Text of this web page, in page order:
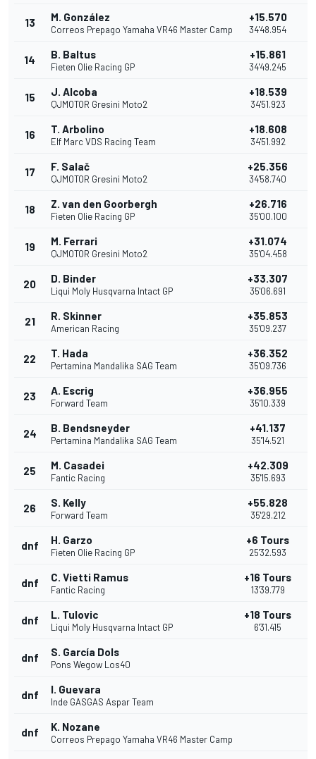
13 M. González
Correos Prepago Yamaha VR46 Master Camp
+15.570
34'48.954
14 B. Baltus
Fieten Olie Racing GP
+15.861
34'49.245
15 J. Alcoba
QJMOTOR Gresini Moto2
+18.539
34'51.923
16 T. Arbolino
Elf Marc VDS Racing Team
+18.608
34'51.992
17 F. Salač
QJMOTOR Gresini Moto2
+25.356
34'58.740
18 Z. van den Goorbergh
Fieten Olie Racing GP
+26.716
35'00.100
19 M. Ferrari
QJMOTOR Gresini Moto2
+31.074
35'04.458
20 D. Binder
Liqui Moly Husqvarna Intact GP
+33.307
35'06.691
21 R. Skinner
American Racing
+35.853
35'09.237
22 T. Hada
Pertamina Mandalika SAG Team
+36.352
35'09.736
23 A. Escrig
Forward Team
+36.955
35'10.339
24 B. Bendsneyder
Pertamina Mandalika SAG Team
+41.137
35'14.521
25 M. Casadei
Fantic Racing
+42.309
35'15.693
26 S. Kelly
Forward Team
+55.828
35'29.212
dnf H. Garzo
Fieten Olie Racing GP
+6 Tours
25'32.593
dnf C. Vietti Ramus
Fantic Racing
+16 Tours
13'39.779
dnf L. Tulovic
Liqui Moly Husqvarna Intact GP
+18 Tours
6'31.415
dnf S. García Dols
Pons Wegow Los40
dnf I. Guevara
Inde GASGAS Aspar Team
dnf K. Nozane
Correos Prepago Yamaha VR46 Master Camp